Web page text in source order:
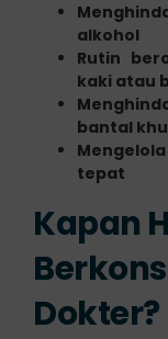
alkohol
Rutin
kaki atau
bantal
tepat
Kapan
Dokter?